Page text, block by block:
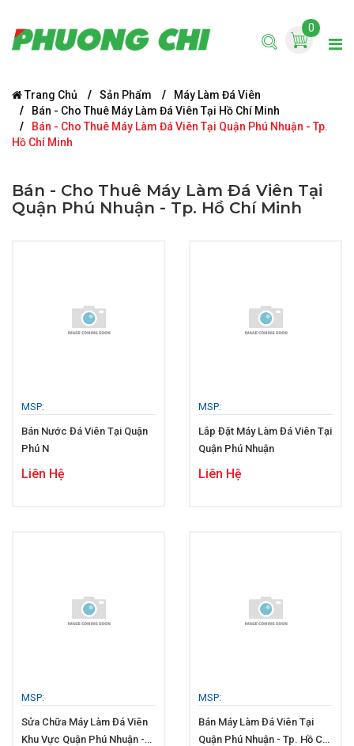
0
Trang Chủ Sản Phẩm
Máy Làm Đá Viên
Bán - Cho Thuê Máy Làm Đá Viên Tại Hồ Chí Minh
Bán - Cho Thuê Máy Làm Đá Viên Tại Quận Phú Nhuận - Tp.
Hồ Chí Minh
Bán - Cho Thuê Máy Làm Đá Viên Tại
Quận Phú Nhuận - Tp. Hồ Chí Minh
MSP:
Bán Nước Đá Viên Tại Quận
Phú N
Liên Hệ
MSP:
Lắp Đặt Máy Làm Đá Viên Tại
Quận Phú Nhuận
Liên Hệ
MSP:
Sửa Chữa Máy Làm Đá Viên
Khu Vực Quận Phú Nhuận -
MSP:
Bán Máy Làm Đá Viên Tại
Quận Phú Nhuận - Tp. Hồ Chí